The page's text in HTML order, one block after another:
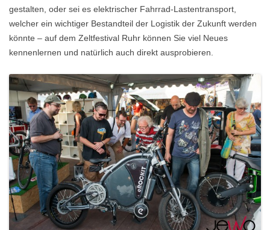
gestalten, oder sei es elektrischer Fahrrad-Lastentransport,
welcher ein wichtiger Bestandteil der Logistik der Zukunft werden
könnte – auf dem Zeltfestival Ruhr können Sie viel Neues
kennenlernen und natürlich auch direkt ausprobieren.